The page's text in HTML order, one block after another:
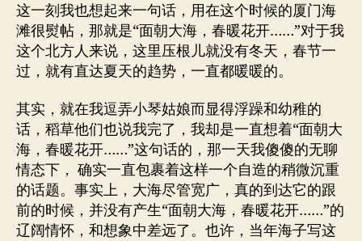
这一刻我也想起来一句话，用在这个时候的厦门海
滩很熨帖，那就是“面朝大海，春暖花开……”对于我
这个北方人来说，这里压根儿就没有冬天，春节一
过，就有直达夏天的趋势，一直都暖暖的。
其实，就在我逗弄小琴姑娘而显得浮躁和幼稚的
话，稻草他们也说我完了，我却是一直想着“面朝大
海，春暖花开……”这句话的，那一天我傻傻的无聊
情态下， 确实一直包裹着这样一个自造的稍微沉重
的话题。事实上，大海尽管宽广，真的到达它的跟
前的时候，并没有产生“面朝大海，春暖花开……”的
辽阔情怀，和想象中差远了。也许，当年海子写这